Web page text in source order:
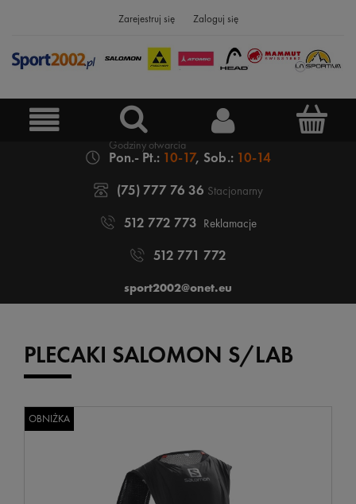
Zarejestruj się Zaloguj się
Pon.- Pt.: 10-17, Sob.: 10-14
(75) 777 76 36 Stacjonarny
512 772 773 Reklamacje
512 771 772
sport2002@onet.eu
PLECAKI SALOMON S/LAB
OBNIŻKA